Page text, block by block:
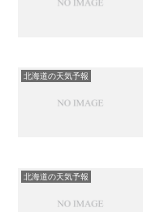
北海道の天気予報
北海道の天気予報